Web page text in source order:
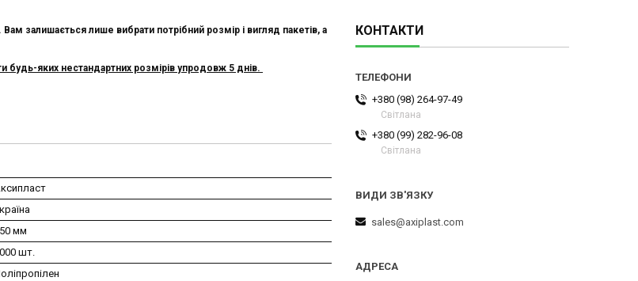
залишається лише вибрати потрібний розмір і вигляд пакетів, а
будь-яких нестандартних розмірів упродовж 5 днів.
мм
шт.
КОНТАКТИ
+380 (98) 264-97-49
Світлана
+380 (99) 282-96-08
Світлана
sales@axiplast.com